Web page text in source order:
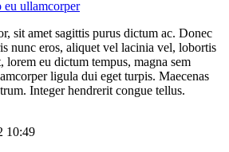
sit amet sagittis purus dictum ac. Donec
nunc eros, aliquet vel lacinia vel, lobortis
lorem eu dictum tempus, magna sem
ligula dui eget turpis. Maecenas
Integer hendrerit congue tellus.
10:49